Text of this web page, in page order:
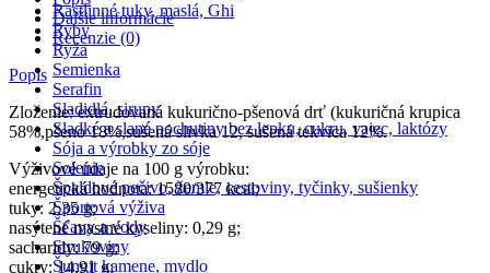
Rastlinné tuky, maslá, Ghi
Ryby
Ryža
Semienka
Serafin
Sladidlá, sirupy
Sladké a slané pochutiny bez lepku, cukru, vajec, laktózy
Sója a výrobky zo sóje
Solenie
Špaldové pečivo, žemle, cestoviny, tyčinky, sušienky
Športová výživa
Šťavy a vody
Strukoviny
Šungit kamene, mydlo
Ďalšie informácie
Recenzie (0)
Popis
Zloženie: extrudovaná kukurično-pšenová drť (kukuričná krupica
58%,pšeno 18%,sušená slivka 12, sušená tekvica 12%.
Výživové údaje na 100 g výrobku:
energetická hodnota: 1580/377 kcal;
tuky: 2,35 g;
nasýtené mastné kyseliny: 0,29 g;
sacharidy: 79 g;
cukry: 14,91 g;